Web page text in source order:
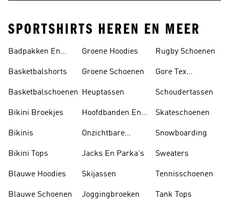
SPORTSHIRTS HEREN EN MEER
Badpakken En
Basketbalshorts
Basketbalschoenen
Bikini Broekjes
Bikinis
Bikini Tops
Blauwe Hoodies
Blauwe Schoenen
Groene Hoodies
Groene Schoenen
Heuptassen
Hoofdbanden En
Onzichtbare
Jacks En Parka's
Skijassen
Joggingbroeken
Rugby Schoenen
Gore Tex
Schoudertassen
Skateschoenen
Snowboarding
Sweaters
Tennisschoenen
Tank Tops